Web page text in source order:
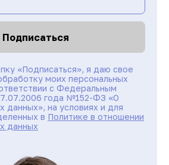
Подписаться
«Подписаться», я даю свое
моих персональных
с Федеральным
года №152-ФЗ «О
данных», на условиях и для
в Политике в отношении
данных